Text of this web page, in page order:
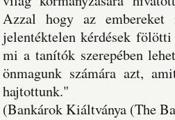
Azzal hogy az embereket
jelentéktelen kérdések
mi a tanítók szerepében
önmagunk számára azt,
hajtottunk."
(Bankárok Kiáltványa (The